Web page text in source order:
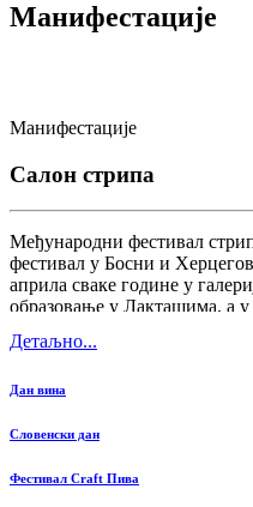
Манифестације
Манифестације
Салон стрипа
Међународни фестивал
фестивал у Босни и
априла сваке године у
образовање у Лакташима, а у
Детаљно...
Дан вина
Словенски дан
Фестивал Craft Пива